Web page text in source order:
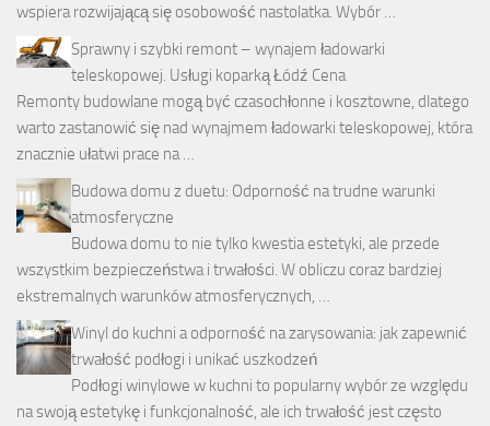
wspiera rozwijającą się osobowość nastolatka. Wybór …
Sprawny i szybki remont – wynajem ładowarki
teleskopowej. Usługi koparką Łódź Cena
Remonty budowlane mogą być czasochłonne i kosztowne, dlatego
warto zastanowić się nad wynajmem ładowarki teleskopowej, która
znacznie ułatwi prace na …
Budowa domu z duetu: Odporność na trudne warunki
atmosferyczne
Budowa domu to nie tylko kwestia estetyki, ale przede
wszystkim bezpieczeństwa i trwałości. W obliczu coraz bardziej
ekstremalnych warunków atmosferycznych, …
Winyl do kuchni a odporność na zarysowania: jak zapewnić
trwałość podłogi i unikać uszkodzeń
Podłogi winylowe w kuchni to popularny wybór ze względu
na swoją estetykę i funkcjonalność, ale ich trwałość jest często